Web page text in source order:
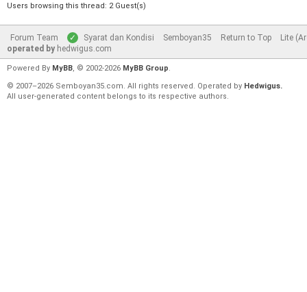
Users browsing this thread: 2 Guest(s)
Forum Team Syarat dan Kondisi Semboyan35 Return to Top
Lite
operated by hedwigus.com
Powered By MyBB, © 2002-2026 MyBB Group.
© 2007–2026 Semboyan35.com. All rights reserved. Operated by Hedwigus.
All user-generated content belongs to its respective authors.